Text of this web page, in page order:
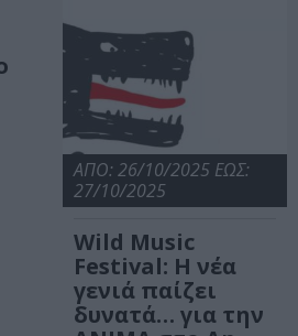
ΑΠΟ: 26/10/2025 ΕΩΣ:
27/10/2025
Wild Music
Festival: Η νέα
γενιά παίζει
δυνατά… για την